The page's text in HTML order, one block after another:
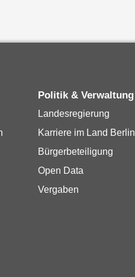
Politik & Verwaltung
Landesregierung
Karriere im Land Berlin
Bürgerbeteiligung
Open Data
Vergaben